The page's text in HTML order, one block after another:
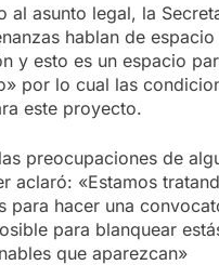
al asunto legal, la
hablan de
y esto es un espacio
por lo cual las
este proyecto.
preocupaciones de
aclaró: «Estamos
para hacer una
para blanquear
que aparezcan»